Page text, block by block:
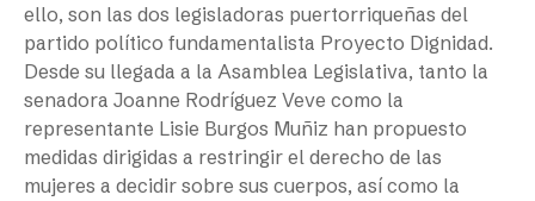
ello, son las dos legisladoras puertorriqueñas del
partido político fundamentalista Proyecto Dignidad.
Desde su llegada a la Asamblea Legislativa, tanto la
senadora Joanne Rodríguez Veve como la
representante Lisie Burgos Muñiz han propuesto
medidas dirigidas a restringir el derecho de las
mujeres a decidir sobre sus cuerpos, así como la